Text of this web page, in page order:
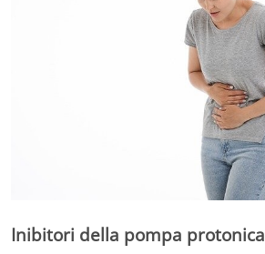
Inibitori della pompa protonica